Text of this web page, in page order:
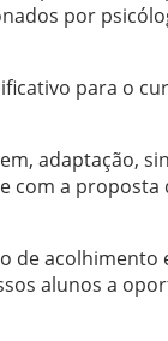
por
para o
adaptação,
com a
de acolhimento
alunos a